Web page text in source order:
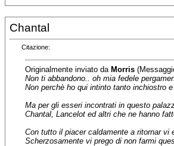
Chantal
Citazione:
Originalmente inviato da Morris
Non ti abbandono.. oh mia fedele
Non perchè ho qui intinto tanto inchiostro
Ma per gli esseri incontrati in questo
Chantal, Lancelot ed altri che ne hanno
Con tutto il piacer caldamente a ritornar vi
Scherzosamente vi prego di non farmi